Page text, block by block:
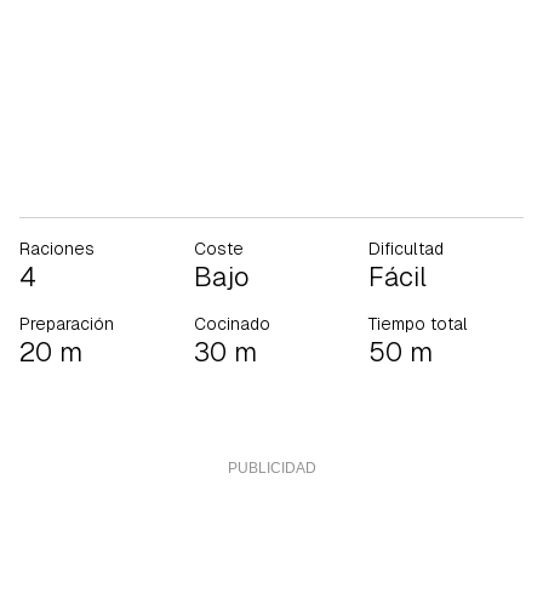
Raciones
4
Coste
Bajo
Dificultad
Fácil
Preparación
20 m
Cocinado
30 m
Tiempo total
50 m